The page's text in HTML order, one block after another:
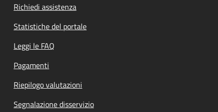
Richiedi assistenza
Statistiche del portale
Leggi le FAQ
Pagamenti
Riepilogo valutazioni
Segnalazione disservizio